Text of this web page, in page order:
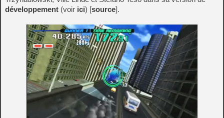
développement (voir ici) [source].